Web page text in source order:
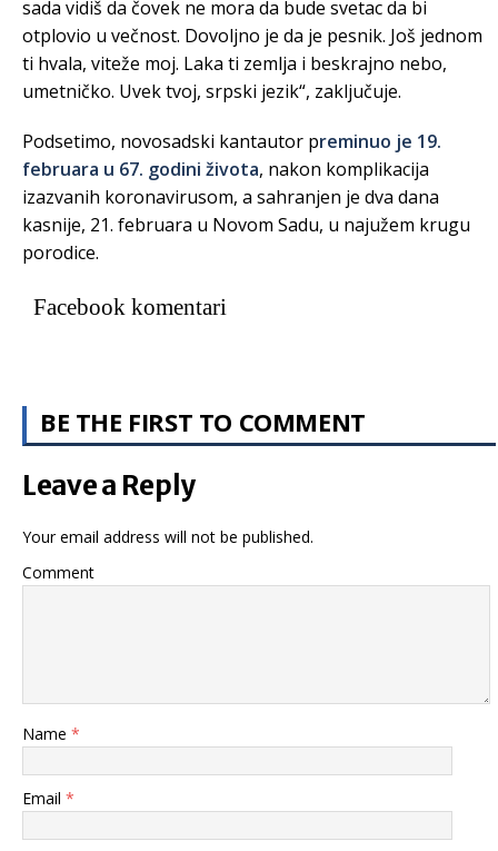
sada vidiš da čovek ne mora da bude svetac da bi
otplovio u večnost. Dovoljno je da je pesnik. Još jednom
ti hvala, viteže moj. Laka ti zemlja i beskrajno nebo,
umetničko. Uvek tvoj, srpski jezik“, zaključuje.
Podsetimo, novosadski kantautor preminuo je 19.
februara u 67. godini života, nakon komplikacija
izazvanih koronavirusom, a sahranjen je dva dana
kasnije, 21. februara u Novom Sadu, u najužem krugu
porodice.
Facebook komentari
BE THE FIRST TO COMMENT
Leave a Reply
Your email address will not be published.
Comment
Name *
Email *